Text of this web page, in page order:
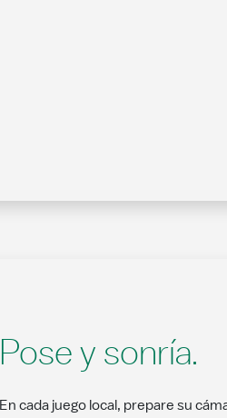
Pose y sonría.
En cada juego local, prepare su